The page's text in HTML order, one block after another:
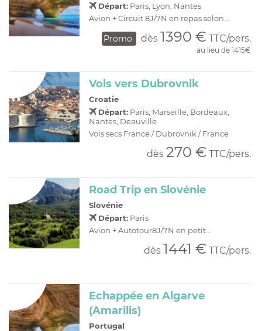
Départ: Paris, Lyon, Nantes
Avion + Circuit 8J/7N en repas selon...
Promo dès 1390 € TTC/pers.
au lieu de 1415€
Vols vers Dubrovnik
Croatie
Départ: Paris, Marseille, Bordeaux,
Nantes, Deauville
Vols secs France / Dubrovnik / France
dès 270 € TTC/pers.
Road Trip en Slovénie
Slovénie
Départ: Paris
Avion + Autotour8J/7N en petit...
dès 1441 € TTC/pers.
Echappée en Algarve
(Amarilis)
Portugal